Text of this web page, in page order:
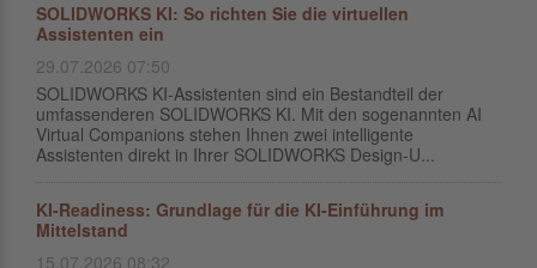
SOLIDWORKS KI: So richten Sie die virtuellen
Assistenten ein
29.07.2026 07:50
SOLIDWORKS KI-Assistenten sind ein Bestandteil der
umfassenderen SOLIDWORKS KI. Mit den sogenannten AI
Virtual Companions stehen Ihnen zwei intelligente
Assistenten direkt in Ihrer SOLIDWORKS Design-U...
KI-Readiness: Grundlage für die KI-Einführung im
Mittelstand
15.07.2026 08:32